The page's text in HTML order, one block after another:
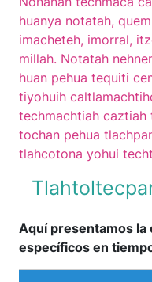
huanya notatah,
imacheteh, imorral,
millah. Notatah
huan pehua tequiti
tiyohuih
techmachtiah caztiah
tochan pehua
tlahcotona yohui
Aquí presentamos la
específicos en